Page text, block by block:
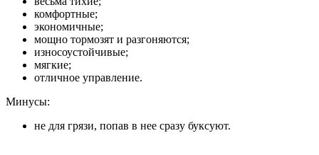
комфортные;
экономичные;
мощно тормозят и разгоняются;
износоустойчивые;
мягкие;
отличное управление.
Минусы:
не для грязи, попав в нее сразу буксуют.